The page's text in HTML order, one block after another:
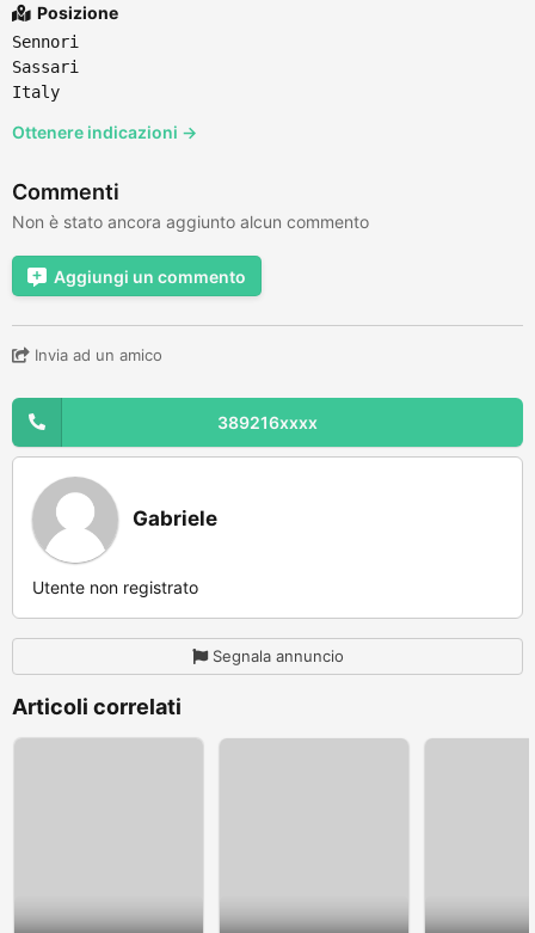
Posizione
Sennori
Sassari
Italy
Ottenere indicazioni →
Commenti
Non è stato ancora aggiunto alcun commento
Aggiungi un commento
Invia ad un amico
389216xxxx
Gabriele
Utente non registrato
Segnala annuncio
Articoli correlati